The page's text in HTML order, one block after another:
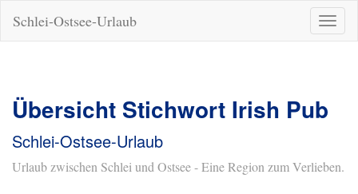
ein-/
Schlei-Ostsee-Urlaub
Übersicht Stichwort Irish Pub
Schlei-Ostsee-Urlaub
Urlaub zwischen Schlei und Ostsee - Eine Region zum Verlieben.